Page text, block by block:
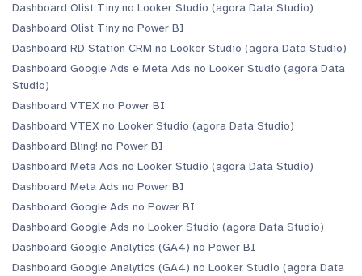
Dashboard Olist Tiny no Looker Studio (agora Data Studio)
Dashboard Olist Tiny no Power BI
Dashboard RD Station CRM no Looker Studio (agora Data Studio)
Dashboard Google Ads e Meta Ads no Looker Studio (agora Data
Studio)
Dashboard VTEX no Power BI
Dashboard VTEX no Looker Studio (agora Data Studio)
Dashboard Bling! no Power BI
Dashboard Meta Ads no Looker Studio (agora Data Studio)
Dashboard Meta Ads no Power BI
Dashboard Google Ads no Power BI
Dashboard Google Ads no Looker Studio (agora Data Studio)
Dashboard Google Analytics (GA4) no Power BI
Dashboard Google Analytics (GA4) no Looker Studio (agora Data